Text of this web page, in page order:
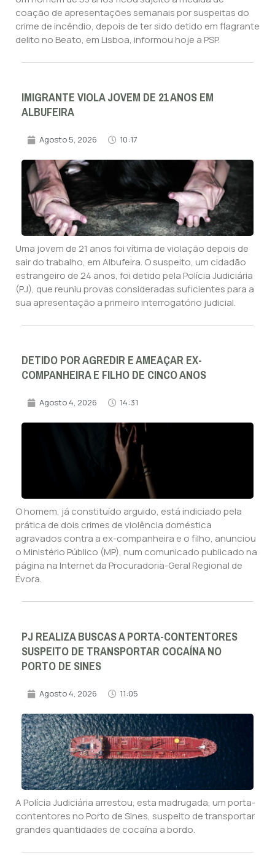
coação de apresentações semanais por suspeitas do
crime de incêndio, depois de ter sido detido em flagrante
delito no Beato, em Lisboa, informou hoje a PSP.
IMIGRANTE VIOLA JOVEM DE 21 ANOS EM
ALBUFEIRA
Agosto 5, 2026 10:17
Uma jovem de 21 anos foi vítima de violação depois de
sair do trabalho, em Albufeira. O suspeito, um cidadão
estrangeiro de 24 anos, foi detido pela Polícia Judiciária
(PJ), que reuniu provas consideradas suficientes para a
sua apresentação a primeiro interrogatório judicial.
DETIDO POR AGREDIR E AMEAÇAR EX-
COMPANHEIRA E FILHO DE CINCO ANOS
Agosto 4, 2026 14:31
O homem, já constituído arguido, está indiciado pela
prática de dois crimes de violência doméstica
agravados contra a ex-companheira e o filho, anunciou
o Ministério Público (MP), num comunicado publicado na
página na Internet da Procuradoria-Geral Regional de
Évora.
PJ REALIZA BUSCAS A PORTA-CONTENTORES
SUSPEITO DE TRANSPORTAR COCAÍNA NO
PORTO DE SINES
Agosto 4, 2026 11:05
A Polícia Judiciária arrestou, esta madrugada, um porta-
contentores no Porto de Sines, suspeito de transportar
grandes quantidades de cocaína a bordo.